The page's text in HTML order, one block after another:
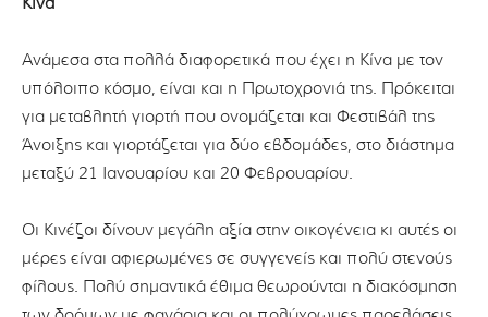
Κίνα
Ανάμεσα στα πολλά διαφορετικά που έχει η Κίνα με τον
υπόλοιπο κόσμο, είναι και η Πρωτοχρονιά της. Πρόκειται
για μεταβλητή γιορτή που ονομάζεται και Φεστιβάλ της
Άνοιξης και γιορτάζεται για δύο εβδομάδες, στο διάστημα
μεταξύ 21 Ιανουαρίου και 20 Φεβρουαρίου.
Οι Κινέζοι δίνουν μεγάλη αξία στην οικογένεια κι αυτές οι
μέρες είναι αφιερωμένες σε συγγενείς και πολύ στενούς
φίλους. Πολύ σημαντικά έθιμα θεωρούνται η διακόσμηση